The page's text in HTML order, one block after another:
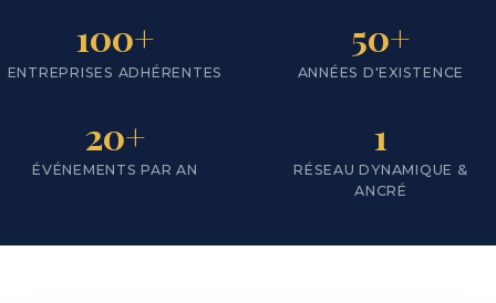
Notre
100+
ENTREPRISES ADHÉRENTES
50+
ANNÉES D'EXISTENCE
20+
ÉVÉNEMENTS PAR AN
1
RÉSEAU DYNAMIQUE &
ANCRÉ